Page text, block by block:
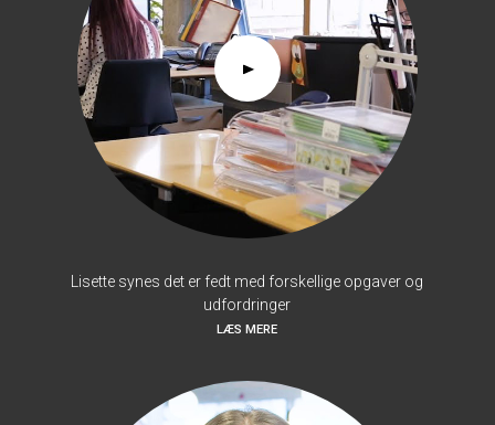
Lisette synes det er fedt med forskellige opgaver og
udfordringer
LÆS MERE